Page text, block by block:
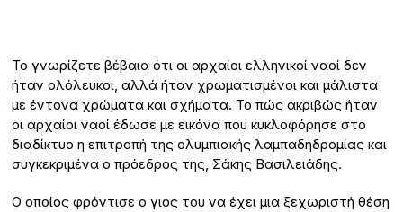
Το γνωρίζετε βέβαια ότι οι αρχαίοι ελληνικοί ναοί δεν
ήταν ολόλευκοι, αλλά ήταν χρωματισμένοι και μάλιστα
με έντονα χρώματα και σχήματα. Το πώς ακριβώς ήταν
οι αρχαίοι ναοί έδωσε με εικόνα που κυκλοφόρησε στο
διαδίκτυο η επιτροπή της ολυμπιακής λαμπαδηδρομίας και
συγκεκριμένα ο πρόεδρος της, Σάκης Βασιλειάδης.
Ο οποίος φρόντισε ο γιος του να έχει μια ξεχωριστή θέση